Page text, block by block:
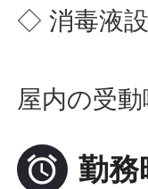
◇ 消毒液
屋内の受動
 勤務